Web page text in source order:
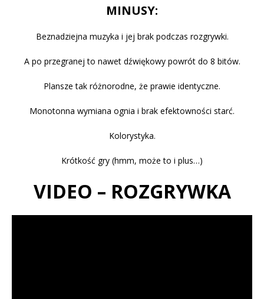
MINUSY:
Beznadziejna muzyka i jej brak podczas rozgrywki.
A po przegranej to nawet dźwiękowy powrót do 8 bitów.
Plansze tak różnorodne, że prawie identyczne.
Monotonna wymiana ognia i brak efektowności starć.
Kolorystyka.
Krótkość gry (hmm, może to i plus…)
VIDEO – ROZGRYWKA